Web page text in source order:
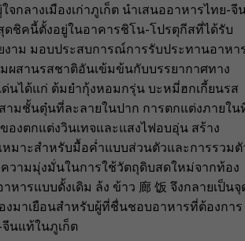
จกลางเมืองเก่าภูเก็ต นำเสนออาหารไทย-จี
ดชิคนี้ตั้งอยู่ในอาคารชิโน-โปรตุกีสที่ได้รับ
งาม มอบประสบการณ์การรับประทานอาหา
ผสานรสชาติอันเข้มข้นกับบรรยากาศทาง
ด่นได้แก่ ต้มยำกุ้งหอมกรุ่น บะหมี่ฮกเกี้ยนรส
มชั้นตุ๋นที่ละลายในปาก การตกแต่งภายใน
องตกแต่งวินเทจและแสงไฟอบอุ่น สร้าง
มาะสำหรับมื้อค่ำแบบส่วนตัวและการรวม
วามมุ่งมั่นในการใช้วัตถุดิบสดใหม่จากท้อง
หารแบบดั้งเดิม ล้ง ข้าว 廊 饭 จึงกลายเป็นจุ
งมาเยือนสำหรับผู้ที่ชื่นชอบอาหารที่ต้องการ
นแท้ในภูเก็ต